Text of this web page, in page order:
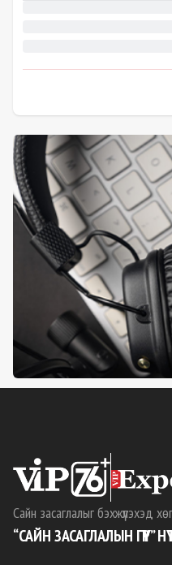
Сайн засаглалыг бэхжүүлэхэд
“САЙН ЗАСАГЛАЛЫН ГҮҮР”